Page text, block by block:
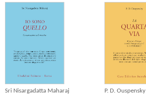
Sri Nisargadatta Maharaj
P. D. Ouspensky